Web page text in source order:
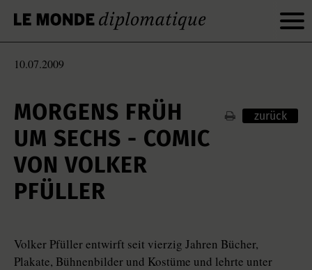
10.07.2009
MORGENS FRÜH
UM SECHS - COMIC
VON VOLKER
PFÜLLER
zurück
Volker Pfüller entwirft seit vierzig Jahren Bücher,
Plakate, Bühnenbilder und Kostüme und lehrte unter